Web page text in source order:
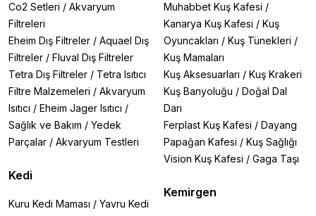
Co2 Setleri / Akvaryum
Filtreleri
Eheim Dış Filtreler / Aquael Dış
Filtreler / Fluval Dış Filtreler
Tetra Dış Filtreler / Tetra Isıtıcı
Filtre Malzemeleri / Akvaryum
Isıtıcı / Eheim Jager Isıtıcı /
Sağlık ve Bakım / Yedek
Parçalar / Akvaryum Testleri
Kedi
Kuru Kedi Maması / Yavru Kedi
Muhabbet Kuş Kafesi /
Kanarya Kuş Kafesi / Kuş
Oyuncakları / Kuş Tünekleri /
Kuş Mamaları
Kuş Aksesuarları / Kuş Krakeri
Kuş Banyoluğu / Doğal Dal
Darı
Ferplast Kuş Kafesi / Dayang
Papağan Kafesi / Kuş Sağlığı
Vision Kuş Kafesi / Gaga Taşı
Kemirgen